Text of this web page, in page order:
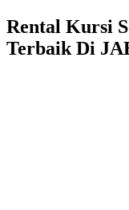
Rental Kursi
Terbaik Di